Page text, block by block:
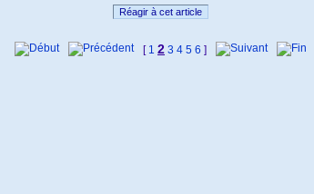
Réagir à cet article
[ 1 2 3 4 5 6 ]